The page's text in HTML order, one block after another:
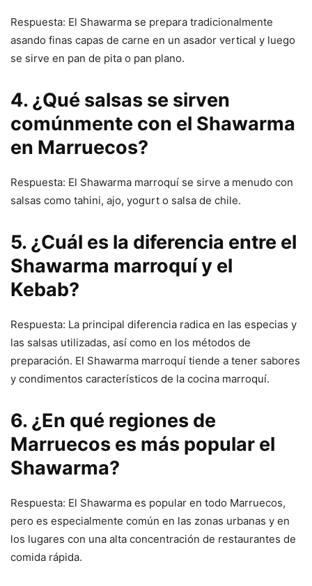
Respuesta: El Shawarma se prepara tradicionalmente
asando finas capas de carne en un asador vertical y luego
se sirve en pan de pita o pan plano.
4. ¿Qué salsas se sirven
comúnmente con el Shawarma
en Marruecos?
Respuesta: El Shawarma marroquí se sirve a menudo con
salsas como tahini, ajo, yogurt o salsa de chile.
5. ¿Cuál es la diferencia entre el
Shawarma marroquí y el
Kebab?
Respuesta: La principal diferencia radica en las especias y
las salsas utilizadas, así como en los métodos de
preparación. El Shawarma marroquí tiende a tener sabores
y condimentos característicos de la cocina marroquí.
6. ¿En qué regiones de
Marruecos es más popular el
Shawarma?
Respuesta: El Shawarma es popular en todo Marruecos,
pero es especialmente común en las zonas urbanas y en
los lugares con una alta concentración de restaurantes de
comida rápida.